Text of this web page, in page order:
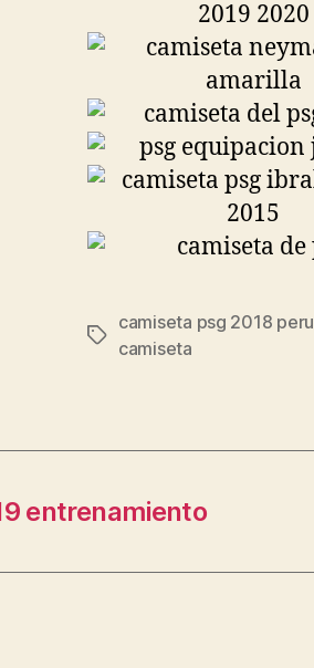
Etiquetas
camiseta psg 2018 peru
camiseta
entrenamiento